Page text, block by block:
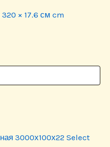
320 × 17.6 см cm